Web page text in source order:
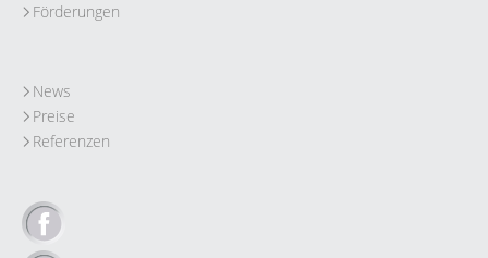
Förderungen
News
Preise
Referenzen